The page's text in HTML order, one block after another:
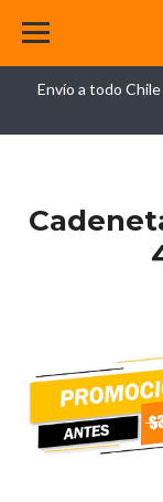
Envío a todo